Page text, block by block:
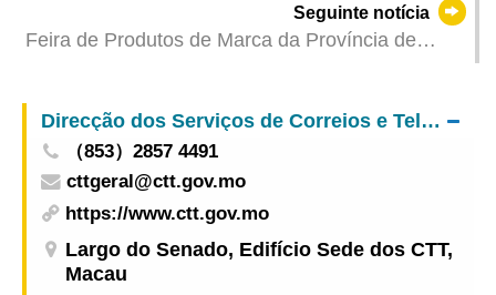
Articulação com associações para planear
antecipadamente as medidas de prevenção e
de defesa comunitária
Seguinte notícia
Feira de Produtos de Marca da Província de
Inscrições abertas para a Zona de Exposição dos
Produtos Característicos de Macau
Direcção dos Serviços de Correios e Telecomunicações
（853）2857 4491
cttgeral@ctt.gov.mo
https://www.ctt.gov.mo
Largo do Senado, Edifício Sede dos CTT,
Macau